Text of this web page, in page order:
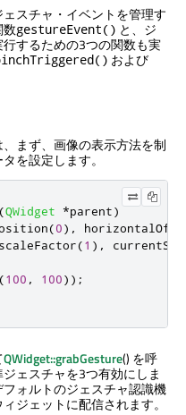
スチャ・イベントを管理す
gestureEvent() と、ジ
するための3つの関数も実
および
まず、画像の表示方法を制
を設定します。
(QWidget *parent)
(0) ,
(1 ) ,
(100 , 100));
QWidget::grabGesture() を呼
ェスチャを3つ有効にしま
ォルトのジェスチャ認識機
ジェットに配信されます。